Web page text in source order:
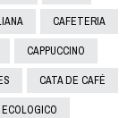
CAFETERIA
CAPPUCCINO
CATA DE CAFÉ
ECOLOGICO